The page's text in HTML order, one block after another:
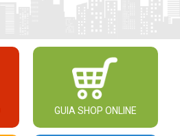
GUIA SHOP ONLINE